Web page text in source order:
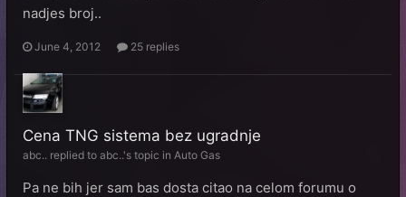
nadjes broj..
June 4, 2012 25 replies
Cena TNG sistema bez ugradnje
abc.. replied to abc..'s topic in Auto Gas
Pa ne bih jer sam bas dosta citao na celom forumu o